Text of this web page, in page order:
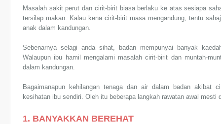
Masalah sakit perut dan cirit-birit biasa berlaku ke atas sesiapa
tersilap makan. Kalau kena cirit-birit masa mengandung, tentu
anak dalam kandungan.
Sebenarnya selagi anda sihat, badan mempunyai banyak
Walaupun ibu hamil mengalami masalah cirit-birit dan muntah-
dalam kandungan.
Bagaimanapun kehilangan tenaga dan air dalam badan akibat
kesihatan ibu sendiri. Oleh itu beberapa langkah rawatan awal mesti
1. BANYAKKAN BEREHAT